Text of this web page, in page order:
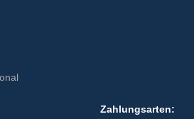
Zahlungsarten: